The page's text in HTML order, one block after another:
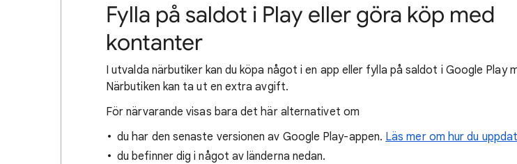
Fylla på saldot i Play eller göra köp med
kontanter
I utvalda närbutiker kan du köpa något i en app eller fylla på saldot i Google Play
Närbutiken kan ta ut en extra avgift.
För närvarande visas bara det här alternativet om
du har den senaste versionen av Google Play-appen. Läs mer om hur du
du befinner dig i något av länderna nedan.